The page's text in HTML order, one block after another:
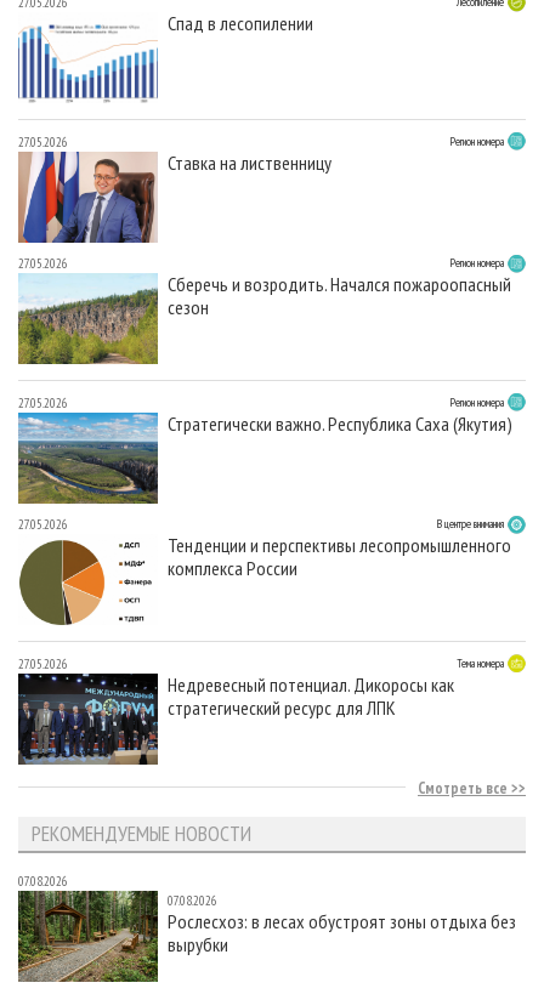
Спад в лесопилении
27.05.2026 Регион номера
Ставка на лиственницу
27.05.2026 Регион номера
Сберечь и возродить. Начался пожароопасный
сезон
27.05.2026 Регион номера
Стратегически важно. Республика Саха (Якутия)
27.05.2026 В центре внимания
Тенденции и перспективы лесопромышленного
комплекса России
27.05.2026 Тема номера
Недревесный потенциал. Дикоросы как
стратегический ресурс для ЛПК
Смотреть все
РЕКОМЕНДУЕМЫЕ НОВОСТИ
07.08.2026
07.08.2026
Рослесхоз: в лесах обустроят зоны отдыха без
вырубки